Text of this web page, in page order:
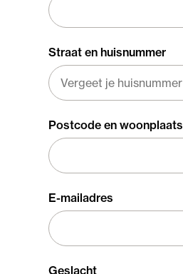
Straat en huisnummer
Postcode en woonplaats
E-mailadres
Geslacht